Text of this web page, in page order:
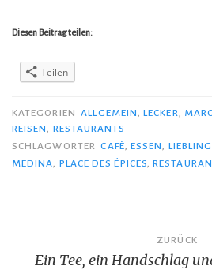
Diesen Beitrag teilen:
Teilen
KATEGORIEN ALLGEMEIN ,LECKER
REISEN
RESTAURANTS
SCHLAGWÖRTER
CAFÉ ESSEN
MEDINA
PLACE DES ÉPICES ,
Beitragsnavigation
ZURÜCK
Ein Tee, ein Handschlag